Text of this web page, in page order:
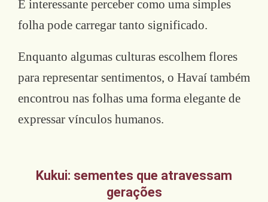
É interessante perceber como uma simples
folha pode carregar tanto significado.
Enquanto algumas culturas escolhem flores
para representar sentimentos, o Havaí também
encontrou nas folhas uma forma elegante de
expressar vínculos humanos.
Kukui: sementes que atravessam
gerações